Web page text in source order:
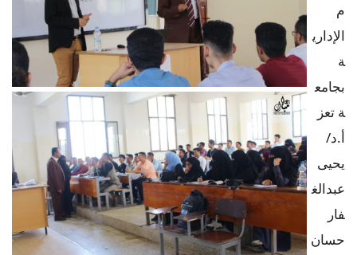
م
الإداري
ة
بجامع
ة تعز
أ.د/
يحيى
عبدالغ
فار
حسان